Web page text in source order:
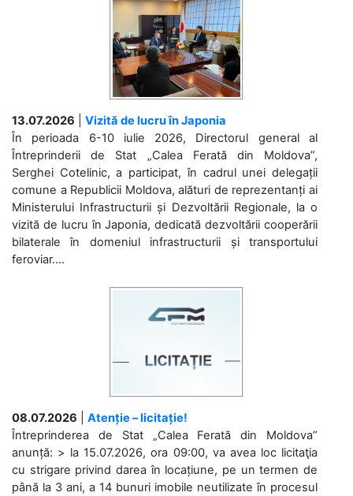
13.07.2026
Vizită de lucru în Japonia
În perioada 6-10 iulie 2026, Directorul general al
Întreprinderii de Stat „Calea Ferată din Moldova”,
Serghei Cotelinic, a participat, în cadrul unei delegații
comune a Republicii Moldova, alături de reprezentanți ai
Ministerului Infrastructurii și Dezvoltării Regionale, la o
vizită de lucru în Japonia, dedicată dezvoltării cooperării
bilaterale în domeniul infrastructurii și transportului
feroviar....
08.07.2026
Atenție – licitație!
Întreprinderea de Stat „Calea Ferată din Moldova”
anunță: > la 15.07.2026, ora 09:00, va avea loc licitaţia
cu strigare privind darea în locațiune, pe un termen de
până la 3 ani, a 14 bunuri imobile neutilizate în procesul